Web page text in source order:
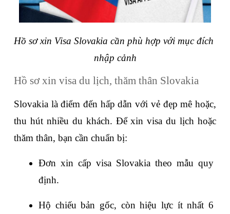
Hồ sơ xin Visa Slovakia cần phù hợp với mục đích
nhập cảnh
Hồ sơ xin visa du lịch, thăm thân Slovakia
Slovakia là điểm đến hấp dẫn với vẻ đẹp mê hoặc,
thu hút nhiều du khách. Để xin visa du lịch hoặc
thăm thân, bạn cần chuẩn bị:
Đơn xin cấp visa Slovakia theo mẫu quy
định.
Hộ chiếu bản gốc, còn hiệu lực ít nhất 6